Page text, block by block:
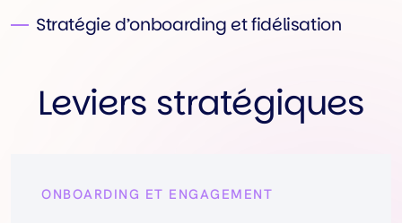
Stratégie d’onboarding et fidélisation
Leviers stratégiques
ONBOARDING ET ENGAGEMENT